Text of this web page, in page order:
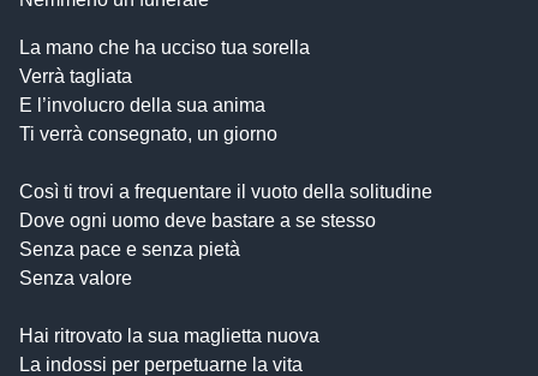
La mano che ha ucciso tua sorella
Verrà tagliata
E l’involucro della sua anima
Ti verrà consegnato, un giorno
Così ti trovi a frequentare il vuoto della solitudine
Dove ogni uomo deve bastare a se stesso
Senza pace e senza pietà
Senza valore
Hai ritrovato la sua maglietta nuova
La indossi per perpetuarne la vita